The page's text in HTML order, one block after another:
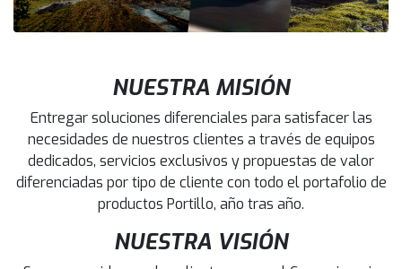
NUESTRA MISIÓN
Entregar soluciones diferenciales para satisfacer las
necesidades de nuestros clientes a través de equipos
dedicados, servicios exclusivos y propuestas de valor
diferenciadas por tipo de cliente con todo el portafolio de
productos Portillo, año tras año.
NUESTRA VISIÓN